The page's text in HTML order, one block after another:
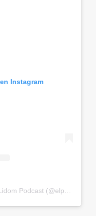
Instagram
Una publicación compartida de Lidom Podcast (@elpodcastdelidom)